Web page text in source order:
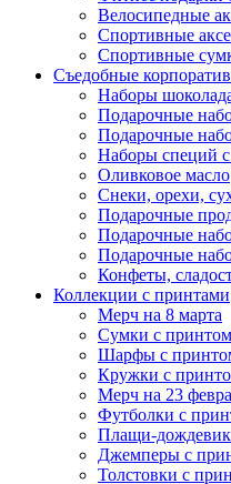
Велосипедные
Спортивные
Спортивные
Съедобные
Наборы
Подарочные
Подарочные
Наборы специй
Оливковое масло
Снеки, орехи,
Подарочные
Подарочные
Подарочные
Конфеты,
Коллекции с принтами
Мерч на 8 марта
Сумки с принтом
Шарфы с
Кружки с
Мерч на 23
Футболки с
Плащи-
Джемперы с
Толстовки с